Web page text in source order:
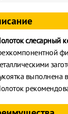
слесарный
выполнена